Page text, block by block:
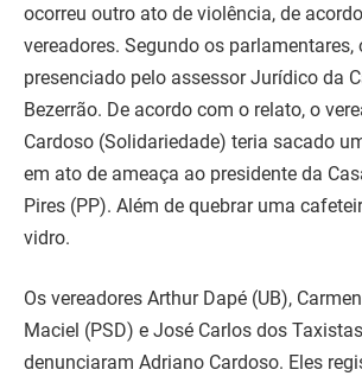
ocorreu outro ato de violência, de
vereadores. Segundo os parlamentares,
presenciado pelo assessor Jurídico da
Bezerrão. De acordo com o relato, o
Cardoso (Solidariedade) teria sacado
em ato de ameaça ao presidente da
Pires (PP). Além de quebrar uma
vidro.
Os vereadores Arthur Dapé (UB),
Maciel (PSD) e José Carlos dos
denunciaram Adriano Cardoso. Eles